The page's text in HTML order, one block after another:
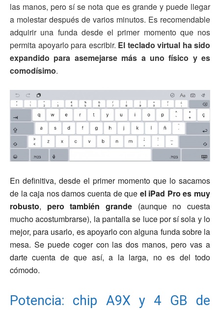
las manos, pero sí se nota que es grande y puede llegar
a molestar después de varios minutos. Es recomendable
adquirir una funda desde el primer momento que nos
permita apoyarlo para escribir. El teclado virtual ha sido
expandido para asemejarse más a uno físico y es
comodísimo.
En definitiva, desde el primer momento que lo sacamos
de la caja nos damos cuenta de que el iPad Pro es muy
robusto, pero también grande (aunque no cuesta
mucho acostumbrarse), la pantalla se luce por sí sola y lo
mejor, para usarlo, es apoyarlo con alguna funda sobre la
mesa. Se puede coger con las dos manos, pero vas a
darte cuenta de que así, a la larga, no es del todo
cómodo.
Potencia: chip A9X y 4 GB de